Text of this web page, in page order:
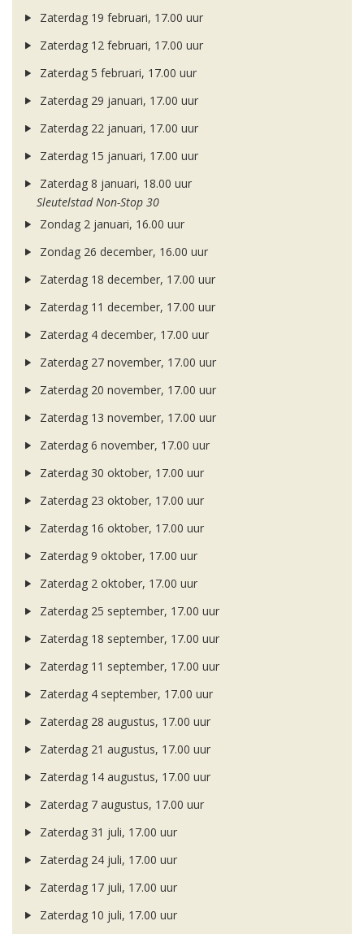
Zaterdag 19 februari, 17.00 uur
Zaterdag 12 februari, 17.00 uur
Zaterdag 5 februari, 17.00 uur
Zaterdag 29 januari, 17.00 uur
Zaterdag 22 januari, 17.00 uur
Zaterdag 15 januari, 17.00 uur
Zaterdag 8 januari, 18.00 uur
Sleutelstad Non-Stop 30
Zondag 2 januari, 16.00 uur
Zondag 26 december, 16.00 uur
Zaterdag 18 december, 17.00 uur
Zaterdag 11 december, 17.00 uur
Zaterdag 4 december, 17.00 uur
Zaterdag 27 november, 17.00 uur
Zaterdag 20 november, 17.00 uur
Zaterdag 13 november, 17.00 uur
Zaterdag 6 november, 17.00 uur
Zaterdag 30 oktober, 17.00 uur
Zaterdag 23 oktober, 17.00 uur
Zaterdag 16 oktober, 17.00 uur
Zaterdag 9 oktober, 17.00 uur
Zaterdag 2 oktober, 17.00 uur
Zaterdag 25 september, 17.00 uur
Zaterdag 18 september, 17.00 uur
Zaterdag 11 september, 17.00 uur
Zaterdag 4 september, 17.00 uur
Zaterdag 28 augustus, 17.00 uur
Zaterdag 21 augustus, 17.00 uur
Zaterdag 14 augustus, 17.00 uur
Zaterdag 7 augustus, 17.00 uur
Zaterdag 31 juli, 17.00 uur
Zaterdag 24 juli, 17.00 uur
Zaterdag 17 juli, 17.00 uur
Zaterdag 10 juli, 17.00 uur